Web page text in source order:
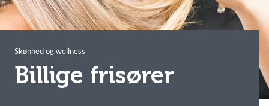
Skønhed og wellness
Billige frisører